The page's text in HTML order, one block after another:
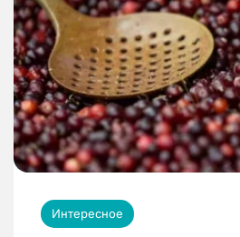
Интересное